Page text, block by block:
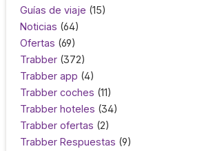
Guías de viaje (15)
Noticias (64)
Ofertas (69)
Trabber (372)
Trabber app (4)
Trabber coches (11)
Trabber hoteles (34)
Trabber ofertas (2)
Trabber Respuestas (9)